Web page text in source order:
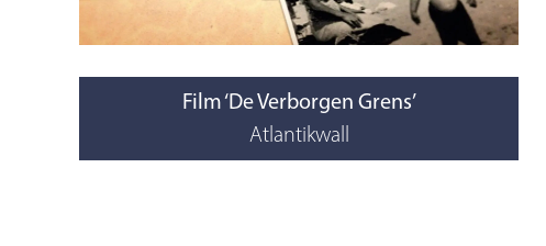
Film ‘De Verborgen Grens’
Atlantikwall